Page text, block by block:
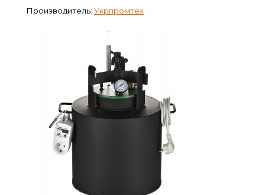
Отопительное оборудование
Сейфы
Энергопитание
Производитель: Укрпромтех